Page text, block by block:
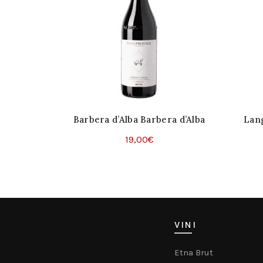
Barbera d’Alba Barbera d’Alba
19,00€
VINI
Etna Brut